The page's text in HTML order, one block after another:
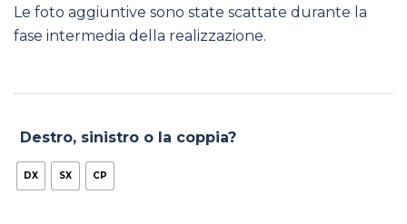
Le foto aggiuntive sono state scattate durante la
fase intermedia della realizzazione.
Destro, sinistro o la coppia?
DX SX CP